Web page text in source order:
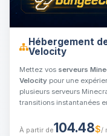
Hébergement
Velocity
Mettez vos serveurs
Velocity pour une
plusieurs serveurs
transitions instantanées
À partir de104.48$/